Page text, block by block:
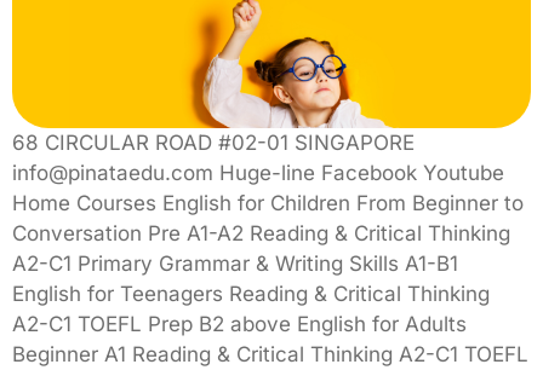
68 CIRCULAR ROAD #02-01 SINGAPORE
info@pinataedu.com Huge-line Facebook Youtube
Home Courses English for Children From Beginner to
Conversation Pre A1-A2 Reading & Critical Thinking
A2-C1 Primary Grammar & Writing Skills A1-B1
English for Teenagers Reading & Critical Thinking
A2-C1 TOEFL Prep B2 above English for Adults
Beginner A1 Reading & Critical Thinking A2-C1 TOEFL